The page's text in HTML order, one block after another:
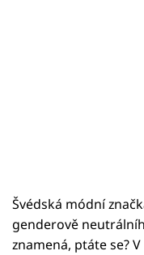
Švédská módní
genderově
znamená, ptáte se?